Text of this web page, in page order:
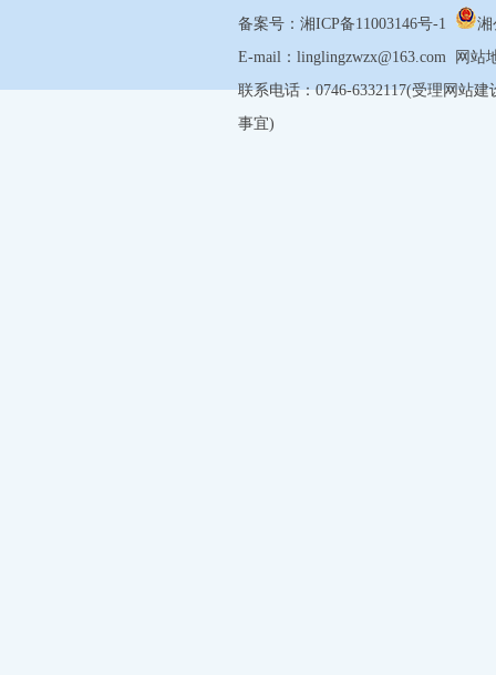
备案号：湘ICP备11003146号-1
湘
E-mail：linglingzwzx@163.com
网站
联系电话：0746-6332117(受理网站建
事宜)